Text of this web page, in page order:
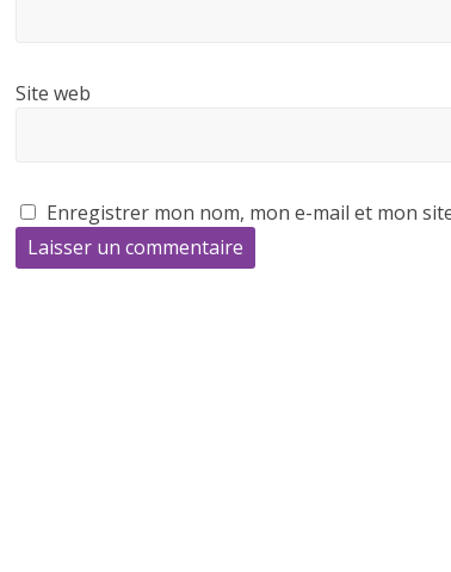
Site web
Enregistrer mon nom, mon e-mail et mon